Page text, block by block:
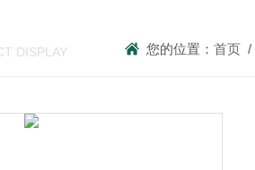
DISPLAY 您的位置：首页 /